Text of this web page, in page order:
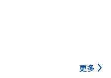
更多